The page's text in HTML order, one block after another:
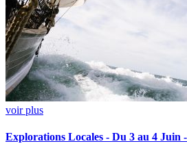
voir plus
Explorations Locales - Du 3 au 4 Juin